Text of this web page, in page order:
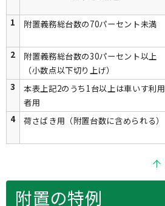
1
附置義務総台数の70パーセント未満
2
附置義務総台数の30パーセント以上
（小数点以下切り上げ）
3
本表上記2のうち1台以上は車いす利用
者用
4
荷さばき用（附置台数に含められる）
附置の特例